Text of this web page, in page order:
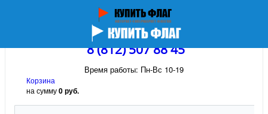
8 (812) 507 88 45
Время работы: Пн-Вс 10-19
Корзина
на сумму0 руб.